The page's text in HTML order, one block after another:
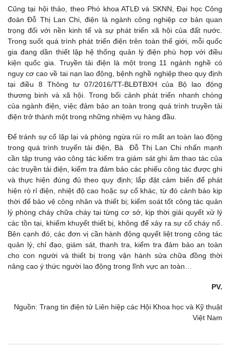
Cũng tại hội thảo, theo Phó khoa ATLĐ và SKNN, Đại học Công
đoàn Đỗ Thị Lan Chi, điện là ngành công nghiệp cơ bản quan
trọng đối với nền kinh tế và sự phát triển xã hội của đất nước.
Trong suốt quá trình phát triển điện trên toàn thế giới, mỗi quốc
gia đang dần thiết lập hệ thống quản lý điện phù hợp với điều
kiện quốc gia. Truyền tải điện là một trong 11 ngành nghề có
nguy cơ cao về tai nạn lao động, bệnh nghề nghiệp theo quy định
tại điều 8 Thông tư 07/2016/TT-BLĐTBXH của Bộ lao động
thương binh và xã hội. Trong bối cảnh phát triển nhanh chóng
của ngành điện, việc đảm bảo an toàn trong quá trình truyền tải
điện trở thành một trong những nhiệm vụ hàng đầu.
Để tránh sự cố lặp lại và phòng ngừa rủi ro mất an toàn lao động
trong quá trình truyển tải điện, Bà Đỗ Thị Lan Chi nhấn mạnh
cần tập trung vào công tác kiểm tra giám sát ghi âm thao tác của
các truyền tải điện, kiểm tra đảm bảo các phiếu công tác được ghi
và thực hiện đúng đủ theo quy định; lắp đặt cảm biến để phát
hiện rò rỉ điện, nhiệt độ cao hoặc sự cố khác, từ đó cảnh báo kịp
thời để bảo vệ công nhân và thiết bị; kiểm soát tốt công tác quản
lý phòng cháy chữa cháy tại từng cơ sở, kịp thời giải quyết xử lý
các tồn tại, khiếm khuyết thiết bị, không để xảy ra sự cố cháy nổ.
Bên cạnh đó, các đơn vị cần hành động quyết liệt trong công tác
quản lý, chỉ đạo, giám sát, thanh tra, kiểm tra đảm bảo an toàn
cho con người và thiết bị trong vận hành sửa chữa đồng thời
nâng cao ý thức người lao động trong lĩnh vực an toàn…
PV.
Nguồn: Trang tin điện tử Liên hiệp các Hội Khoa học và Kỹ thuật
Việt Nam